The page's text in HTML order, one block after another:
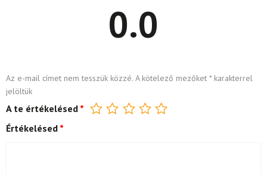
0.0
Az e-mail címet nem tesszük közzé. A kötelező mezőket *karakterrel
jelöltük
A te értékelésed *
Értékelésed *